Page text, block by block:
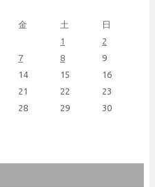
金 土 日
1
2
7 8
9
14 15
16
21 22
23
28 29
30